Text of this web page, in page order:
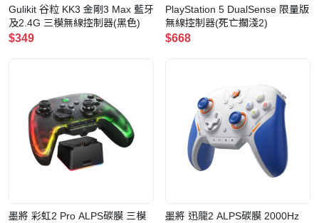
Gulikit 谷粒 KK3 金剛3 Max 藍牙
及2.4G 三模無線控制器(黑色)
$349
PlayStation 5 DualSense 限量版
無線控制器(死亡擱淺2)
$668
墨將 彩虹2 Pro ALPS碳膜 三模
墨將 迅龍2 ALPS碳膜 2000Hz